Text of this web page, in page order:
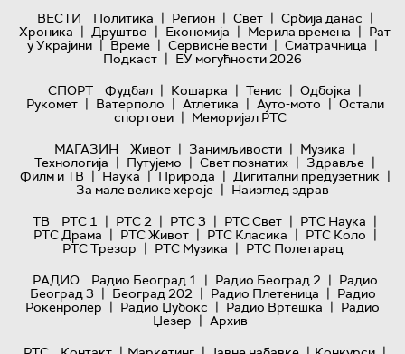
ВЕСТИ Политика | Регион | Свет | Србија данас |
Хроника | Друштво | Економија | Мерила времена | Рат
у Украјини | Време | Сервисне вести | Сматрачница |
Подкаст | ЕУ могућности 2026
СПОРТ
Фудбал | Кошарка | Тенис | Одбојка |
Рукомет | Ватерполо | Атлетика | Ауто-мото | Остали
спортови | Меморијал РТС
МАГАЗИН
Живот | Занимљивости | Музика |
Технологијa | Путујемо | Свет познатих | Здравље |
Филм и ТВ | Наука | Природа | Дигитални предузетник |
За мале велике хероје | Наизглед здрав
ТВ
РТС 1 | РТС 2 | РТС 3 | РТС Свет | РТС Наука |
РТС Драма | РТС Живот | РТС Класика | РТС Коло |
РТС Трезор | РТС Музика | РТС Полетарац
РАДИО
Радио Београд 1 | Радио Београд 2 | Радио
Београд 3 | Београд 202 | Радио Плетеница | Радио
Рокенролер | Радио Џубокс | Радио Вртешка | Радио
Џезер | Архив